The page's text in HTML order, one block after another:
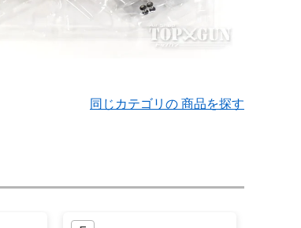
同じカテゴリの 商品を探す